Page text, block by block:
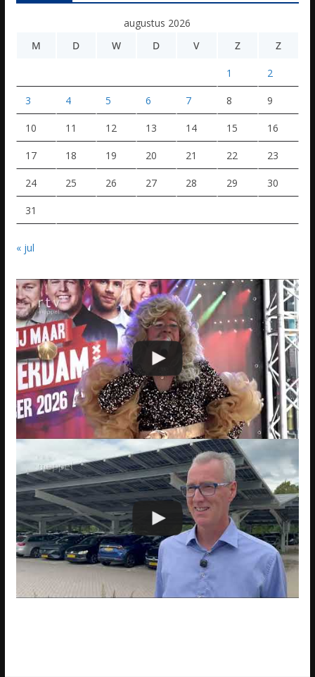
augustus 2026
M
D W D V Z Z
1 2
3 4 5 6 7 8 9
10 11 12 13 14 15 16
17 18 19 20 21 22 23
24 25 26 27 28 29 30
31
« jul